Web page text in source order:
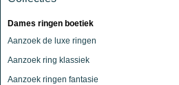
Dames ringen boetiek
Aanzoek de luxe ringen
Aanzoek ring klassiek
Aanzoek ringen fantasie